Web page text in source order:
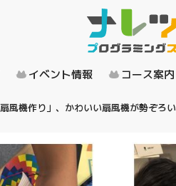
イベント情報 コース案内
風機作り」、かわいい扇風機が勢ぞろい